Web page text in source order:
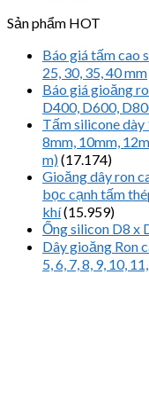
Sản phẩm HOT
Báo giá tấm cao
25, 30, 35, 40 mm
Báo giá gioăng
D400, D600,
Tấm silicone dày
8mm, 10mm,
m)(17.174)
Gioăng dây ron
bọc cạnh tấm
khí(15.959)
Ống silicon D8 x
Dây gioăng Ron
5, 6, 7, 8, 9, 10,